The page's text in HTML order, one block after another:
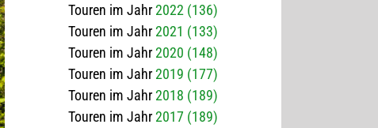
Touren im Jahr2022 (136)
Touren im Jahr2021 (133)
Touren im Jahr2020 (148)
Touren im Jahr2019 (177)
Touren im Jahr2018 (189)
Touren im Jahr2017 (189)